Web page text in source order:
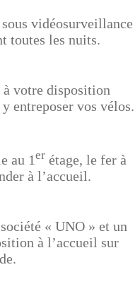
vidéosurveillance
toutes les nuits.
votre disposition
entreposer vos vélos.
au 1 erétage, le fer à
à l’accueil.
« UNO » et un
à l’accueil sur